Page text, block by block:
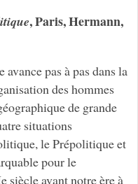
, Paris, Hermann,
pas à pas dans la
des hommes
de grande
situations
le Prépolitique et
pour le
avant notre ère à